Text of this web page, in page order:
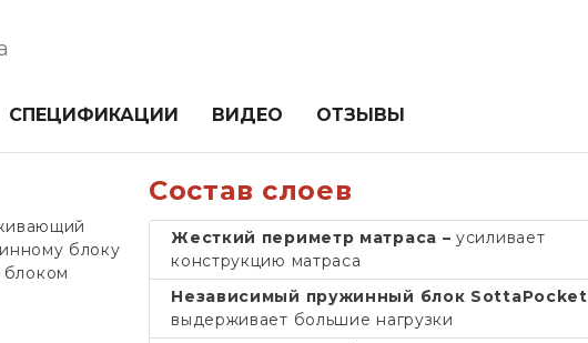
СПЕЦИФИКАЦИИ ВИДЕО ОТЗЫВЫ
блоку
Состав слоев
Жесткий периметр матраса –усиливает
конструкцию матраса
Независимый пружинный блок SottaPocket
выдерживает большие нагрузки